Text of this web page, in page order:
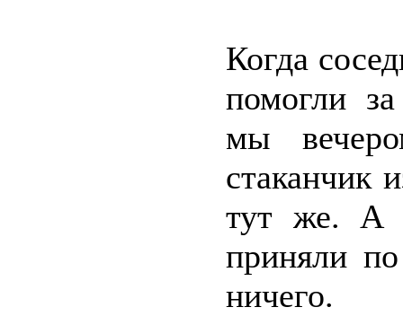
Когда
помогли
мы
стаканчик
тут же. А
приняли
ничего.